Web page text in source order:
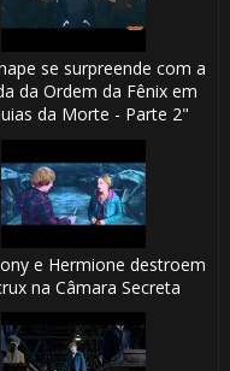
se surpreende com a
da Ordem da Fênix em
da Morte - Parte 2"
e Hermione destroem
na Câmara Secreta